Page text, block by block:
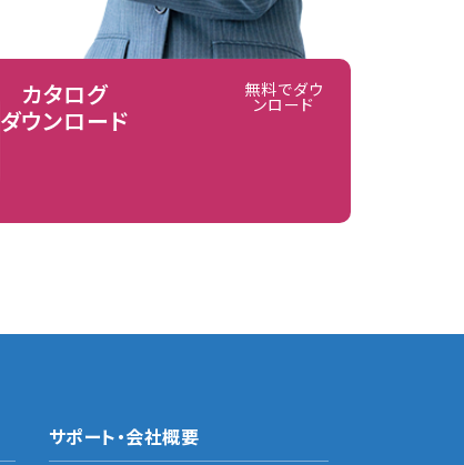
カタログ
ダウンロード
無料でダウ
ンロード
サポート・会社概要